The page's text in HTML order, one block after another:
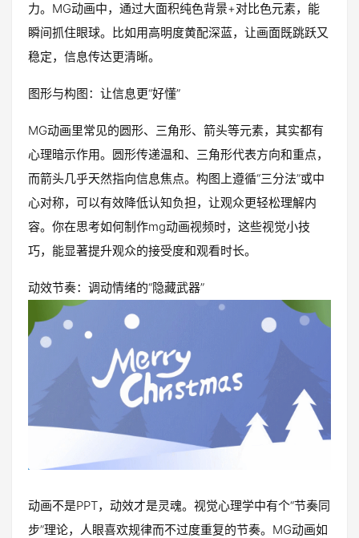
力。MG动画中，通过大面积纯色背景+对比色元素，能
瞬间抓住眼球。比如用高明度黄配深蓝，让画面既跳跃又
稳定，信息传达更清晰。
图形与构图：让信息更“好懂”
MG动画里常见的圆形、三角形、箭头等元素，其实都有
心理暗示作用。圆形传递温和、三角形代表方向和重点，
而箭头几乎天然指向信息焦点。构图上遵循“三分法”或中
心对称，可以有效降低认知负担，让观众更轻松理解内
容。你在思考如何制作mg动画视频时，这些视觉小技
巧，能显著提升观众的接受度和观看时长。
动效节奏：调动情绪的“隐藏武器”
动画不是PPT，动效才是灵魂。视觉心理学中有个“节奏同
步”理论，人眼喜欢规律而不过度重复的节奏。MG动画如